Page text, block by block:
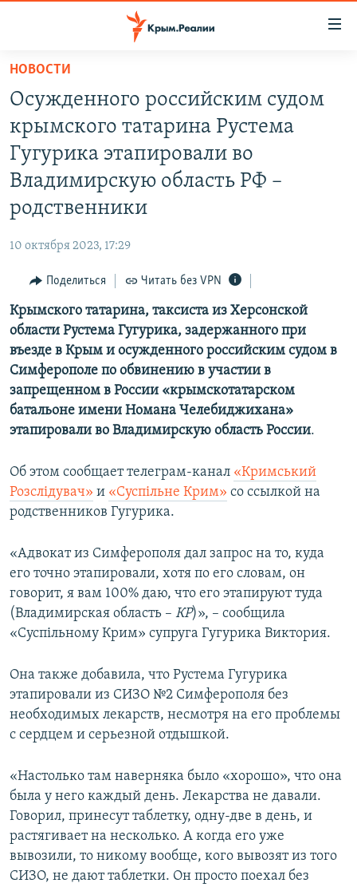
Вернуться
основному
содержанию
Вернутся
главной
навигации
Вернутся
СПЕЦПРОЕКТЫ
КАРТА ВОЕННЫХ ОБЪЕКТОВ КРЫМА
ВОДА
ИСТОРИЯ
ЕЩЕ
ТЕЛЕПРОЕКТ КРЫМ.РЕАЛИИ
СОВЕТЫ ПРАВОЗАЩИТНИКОВ
ПРОПАВШИЕ БЕЗ ВЕСТИ
ПОБЕДИТЕЛЕЙ НЕ СУДЯТ?
КРЫМ.НЕПОКОРЕННЫЙ
ELIFBE
КАК ОБОЙТИ БЛОКИРОВКУ
Qırımtatar
ПРИСОЕДИНЯЙТЕСЬ!
Все сайты RFE/RL
НОВОСТИ
Осужденного российским судом
крымского татарина Рустема
Гугурика этапировали во
Владимирскую область РФ –
родственники
10 октября 2023, 17:29
Поделиться Читать без VPN
Крымского татарина, таксиста из Херсонской
области Рустема Гугурика, задержанного при
въезде в Крым и осужденного российским судом в
Симферополе по обвинению в участии в
запрещенном в России «крымскотатарском
батальоне имени Номана Челебиджихана»
этапировали во Владимирскую область России.
Об этом сообщает телеграм-канал «Кримський
Розслідувач» и «Суспільне Крим» со ссылкой на
родственников Гугурика.
«Адвокат из Симферополя дал запрос на то, куда
его точно этапировали, хотя по его словам, он
говорит, я вам 100% даю, что его этапируют туда
(Владимирская область – КР)», – сообщила
«Суспільному Крим» супруга Гугурика Виктория.
Она также добавила, что Рустема Гугурика
этапировали из СИЗО №2 Симферополя без
необходимых лекарств, несмотря на его проблемы
с сердцем и серьезной отдышкой.
«Настолько там наверняка было «хорошо», что она
была у него каждый день. Лекарства не давали.
Говорил, принесут таблетку, одну-две в день, и
растягивает на несколько. А когда его уже
вывозили, то никому вообще, кого вывозят из того
СИЗО, не дают таблетки. Он просто поехал без